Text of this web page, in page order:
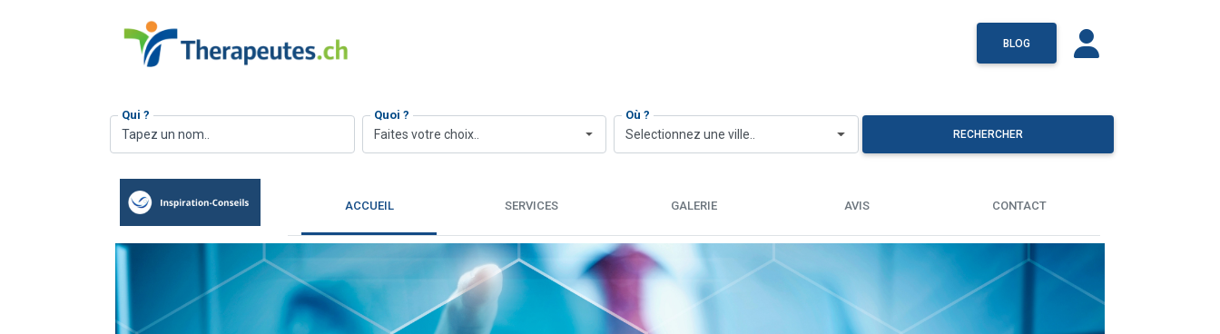
BLOG
Qui ? Quoi ?
Faites votre choix..
Où ?
Selectionnez une ville.. RECHERCHER
ACCUEIL SERVICES GALERIE AVIS CONTACT